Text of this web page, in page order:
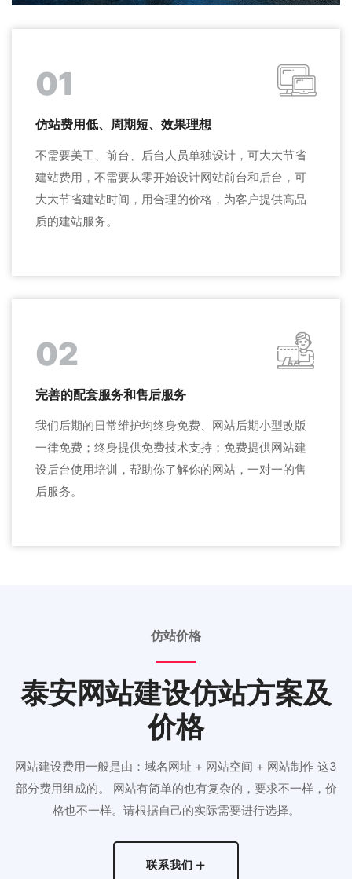
01
仿站费用低、周期短、效果理想
不需要美工、前台、后台人员单独设计，可大大节省
建站费用，不需要从零开始设计网站前台和后台，可
大大节省建站时间，用合理的价格，为客户提供高品
质的建站服务。
02
完善的配套服务和售后服务
我们后期的日常维护均终身免费、网站后期小型改版
一律免费；终身提供免费技术支持；免费提供网站建
设后台使用培训，帮助你了解你的网站，一对一的售
后服务。
仿站价格
泰安网站建设仿站方案及
价格
网站建设费用一般是由：域名网址 + 网站空间 + 网站制作 这3
部分费用组成的。 网站有简单的也有复杂的，要求不一样，价
格也不一样。请根据自己的实际需要进行选择。
联系我们